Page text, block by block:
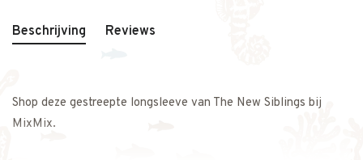
Beschrijving Reviews
Shop deze gestreepte longsleeve van The New Siblings bij
MixMix.